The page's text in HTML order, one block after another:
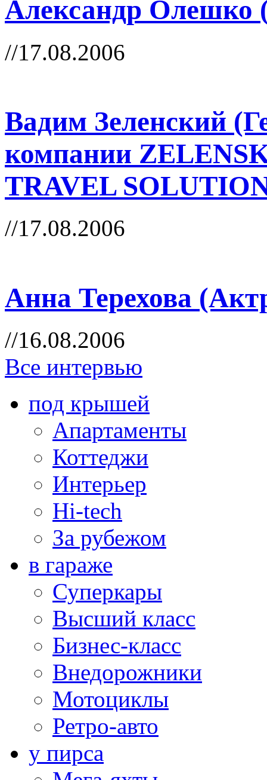
Александр Олешко
//17.08.2006
Вадим Зеленский
компании
TRAVEL
//17.08.2006
Анна Терехова
//16.08.2006
Все интервью
под крышей
Апартаменты
Коттеджи
Интерьер
Hi-tech
За рубежом
в гараже
Суперкары
Высший класс
Бизнес-класс
Внедорожники
Мотоциклы
Ретро-авто
у пирса